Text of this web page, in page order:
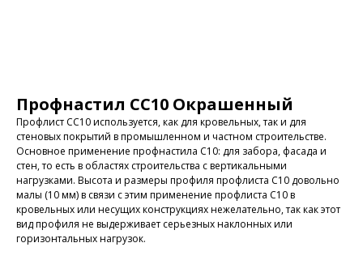
Профнастил СС10 Окрашенный
Профлист СС10 используется, как для кровельных, так и для
стеновых покрытий в промышленном и частном строительстве.
Основное применение профнастила С10: для забора, фасада и
стен, то есть в областях строительства с вертикальными
нагрузками. Высота и размеры профиля профлиста С10 довольно
малы (10 мм) в связи с этим применение профлиста С10 в
кровельных или несущих конструкциях нежелательно, так как этот
вид профиля не выдерживает серьезных наклонных или
горизонтальных нагрузок.